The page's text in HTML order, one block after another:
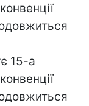
15-а